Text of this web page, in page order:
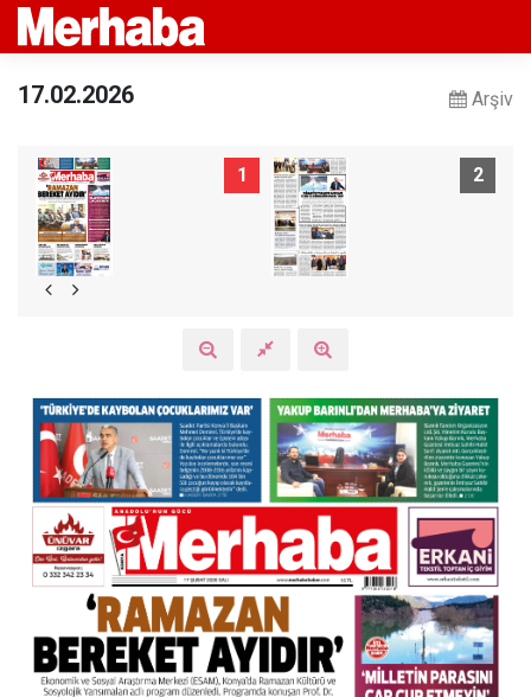
17.02.2026 Arşiv
1 2